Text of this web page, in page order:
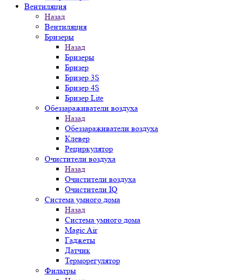
Вентиляция
Назад
Вентиляция
Бризеры
Назад
Бризеры
Бризер
Бризер 3S
Бризер 4S
Бризер Lite
Обеззараживатели воздуха
Назад
Обеззараживатели воздуха
Клевер
Рециркулятор
Очистители воздуха
Назад
Очистители воздуха
Очистители IQ
Система умного дома
Назад
Система умного дома
Magic Air
Гаджеты
Датчик
Терморегулятор
Фильтры